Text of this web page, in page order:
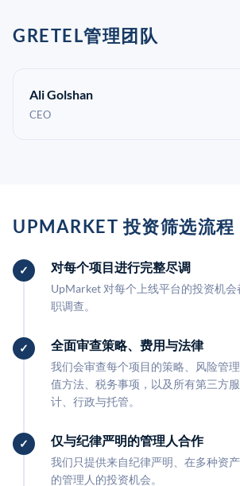
GRETEL管理团队
Ali Golshan
CEO
UPMARKET 投资筛选流程
对每个项目进行完整尽调
UpMarket 对每个上线平台的投资机
职调查。
全面审查策略、费用与法律
我们会审查每个项目的策略、风险管
值方法、税务事项，以及所有第三方
计、行政与托管。
仅与纪律严明的管理人合作
我们只提供来自纪律严明、在多种资
的管理人的投资机会。